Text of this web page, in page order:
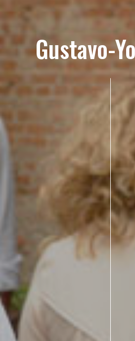
Gustavo-